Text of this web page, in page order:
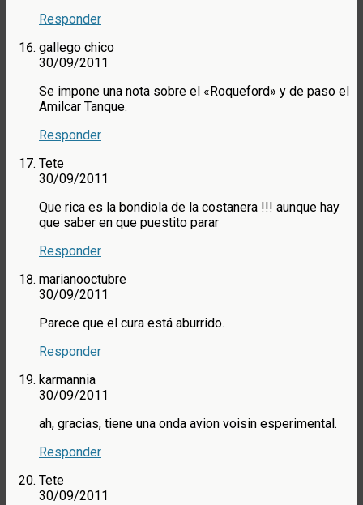
Responder
gallego chico
30/09/2011
Se impone una nota sobre el «Roqueford» y de paso el
Amilcar Tanque.
Responder
Tete
30/09/2011
Que rica es la bondiola de la costanera !!! aunque hay
que saber en que puestito parar
Responder
marianooctubre
30/09/2011
Parece que el cura está aburrido.
Responder
karmannia
30/09/2011
ah, gracias, tiene una onda avion voisin esperimental.
Responder
Tete
30/09/2011